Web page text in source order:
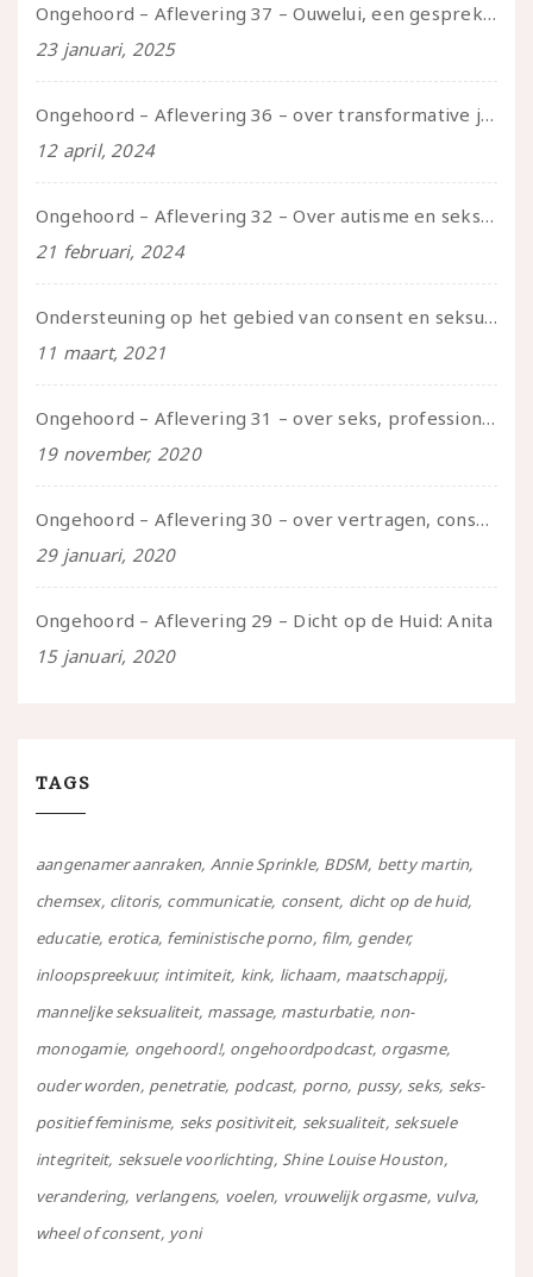
Ongehoord – Aflevering 37 – Ouwelui, een gesprek met non over seksualiteit, transitie en ageism
23 januari, 2025
Ongehoord – Aflevering 36 – over transformative justice – in gesprek met Ella en carson
12 april, 2024
Ongehoord – Aflevering 32 – Over autisme en seksualiteit – in gesprek met Roos Reijbroek
21 februari, 2024
Ondersteuning op het gebied van consent en seksualiteit
11 maart, 2021
Ongehoord – Aflevering 31 – over seks, professioneel en persoonlijk, een gesprek met Marije
19 november, 2020
Ongehoord – Aflevering 30 – over vertragen, consent en negatieve gevoelens met Meg-John Barker
29 januari, 2020
Ongehoord – Aflevering 29 – Dicht op de Huid: Anita
15 januari, 2020
TAGS
aangenamer aanraken Annie Sprinkle BDSM betty martin
chemsex clitoris communicatie consent dicht op de huid
educatie erotica feministische porno film gender
inloopspreekuur intimiteit kink lichaam maatschappij
manneljke seksualiteit massage masturbatie non-
monogamie ongehoord! ongehoordpodcast orgasme
ouder worden penetratie podcast porno pussy seks seks-
positief feminisme seks positiviteit seksualiteit seksuele
integriteit seksuele voorlichting Shine Louise Houston
verandering verlangens voelen vrouwelijk orgasme vulva
wheel of consent yoni